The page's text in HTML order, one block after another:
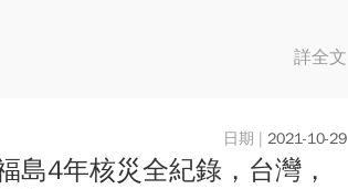
詳全文
2021-10-29
島4年核災全紀錄，台灣，